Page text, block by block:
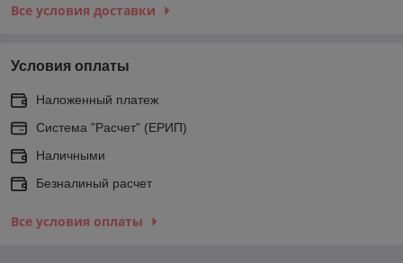
Все условия доставки
Условия оплаты
Наложенный платеж
Система "Расчет" (ЕРИП)
Наличными
Безналиный расчет
Все условия оплаты